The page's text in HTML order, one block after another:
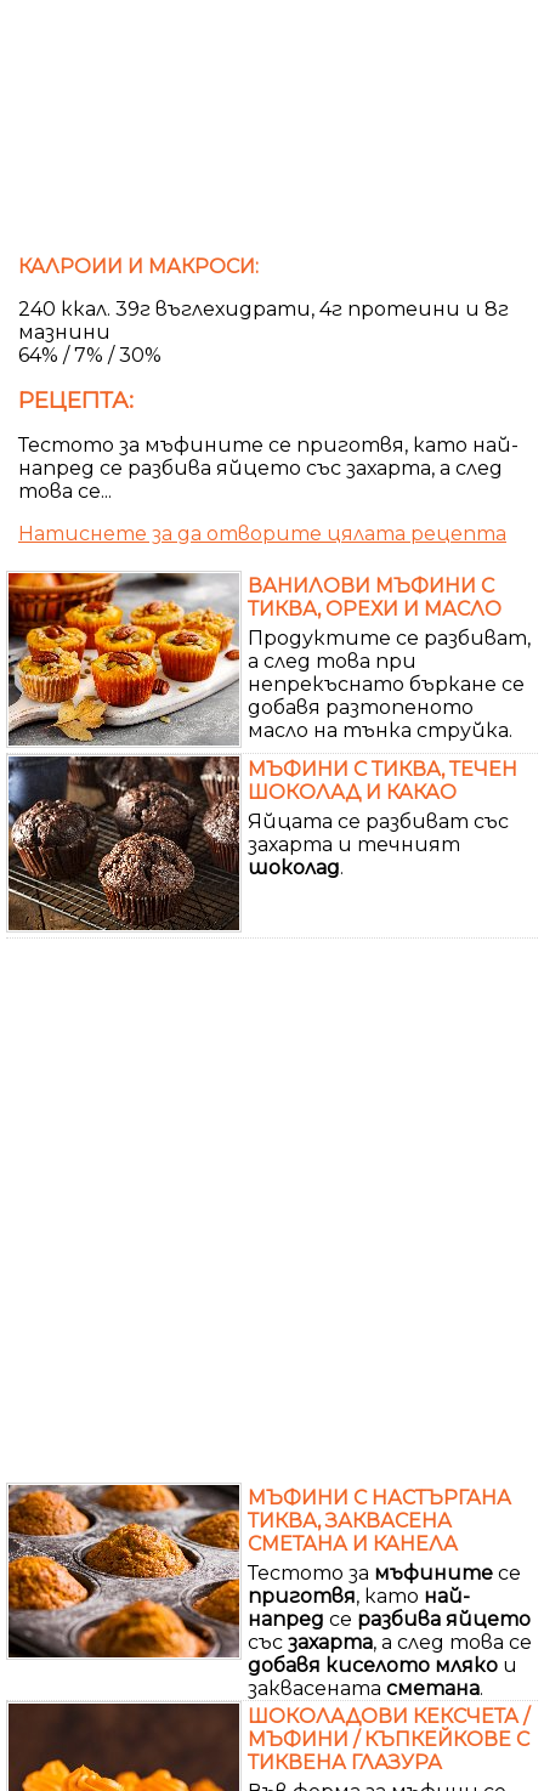
КАЛРОИИ И МАКРОСИ:
240 ккал. 39г въглехидрати, 4г протеини и 8г
мазнини
64% / 7% / 30%
РЕЦЕПТА:
Тестото за мъфините се приготвя, като най-
напред се разбива яйцето със захарта, а след
това се...
Натиснете за да отворите цялата рецепта
ВАНИЛОВИ МЪФИНИ С
ТИКВА, ОРЕХИ И МАСЛО
Продуктите се разбиват,
а след това при
непрекъснато бъркане се
добавя разтопеното
масло на тънка струйка.
МЪФИНИ С ТИКВА, ТЕЧЕН
ШОКОЛАД И КАКАО
Яйцата се разбиват със
захарта и течният
шоколад.
МЪФИНИ С НАСТЪРГАНА
ТИКВА, ЗАКВАСЕНА
СМЕТАНА И КАНЕЛА
Тестото за мъфините се
приготвя, като най-
напред се разбива яйцето
със захарта, а след това се
добавя киселото мляко и
заквасената сметана.
ШОКОЛАДОВИ КЕКСЧЕТА /
МЪФИНИ / КЪПКЕЙКОВЕ С
ТИКВЕНА ГЛАЗУРА